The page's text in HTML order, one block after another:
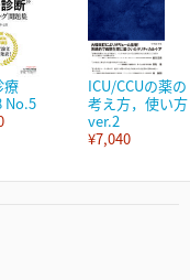
療
No.5
ICU/CCUの薬の
考え方，使い方
ver.2
¥7,040